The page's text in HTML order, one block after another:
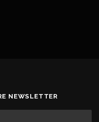
NEWSLETTER